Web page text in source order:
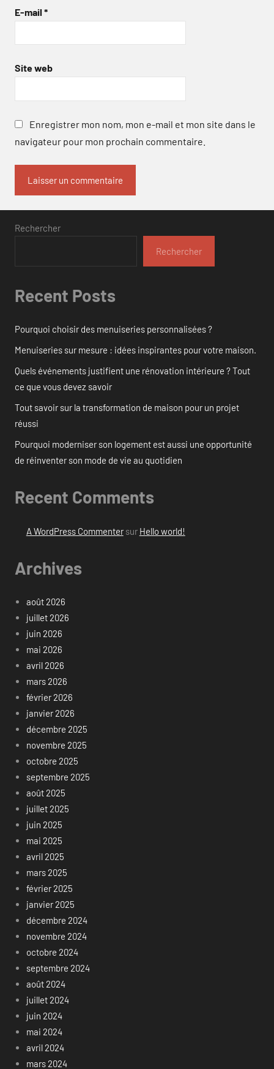
E-mail *
Site web
Enregistrer mon nom, mon e-mail et mon site dans le
navigateur pour mon prochain commentaire.
Rechercher
Rechercher
Recent Posts
Pourquoi choisir des menuiseries personnalisées ?
Menuiseries sur mesure : idées inspirantes pour votre maison.
Quels événements justifient une rénovation intérieure ? Tout
ce que vous devez savoir
Tout savoir sur la transformation de maison pour un projet
réussi
Pourquoi moderniser son logement est aussi une opportunité
de réinventer son mode de vie au quotidien
Recent Comments
A WordPress Commentersur Hello world!
Archives
août 2026
juillet 2026
juin 2026
mai 2026
avril 2026
mars 2026
février 2026
janvier 2026
décembre 2025
novembre 2025
octobre 2025
septembre 2025
août 2025
juillet 2025
juin 2025
mai 2025
avril 2025
mars 2025
février 2025
janvier 2025
décembre 2024
novembre 2024
octobre 2024
septembre 2024
août 2024
juillet 2024
juin 2024
mai 2024
avril 2024
mars 2024